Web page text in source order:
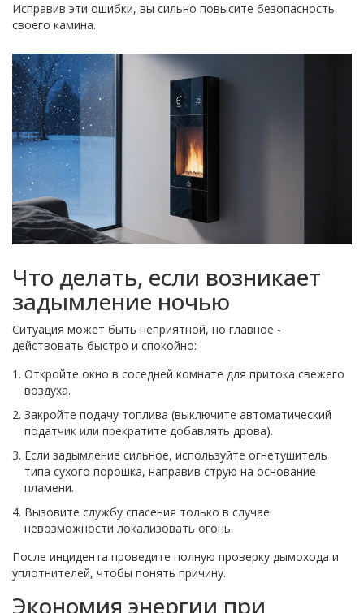
Исправив эти ошибки, вы сильно повысите безопасность
своего камина.
Что делать, если возникает
задымление ночью
Ситуация может быть неприятной, но главное -
действовать быстро и спокойно:
Откройте окно в соседней комнате для притока свежего
воздуха.
Закройте подачу топлива (выключите автоматический
податчик или прекратите добавлять дрова).
Если задымление сильное, используйте огнетушитель
типа сухого порошка, направив струю на основание
пламени.
Вызовите службу спасения только в случае
невозможности локализовать огонь.
После инцидента проведите полную проверку дымохода и
уплотнителей, чтобы понять причину.
Экономия энергии при